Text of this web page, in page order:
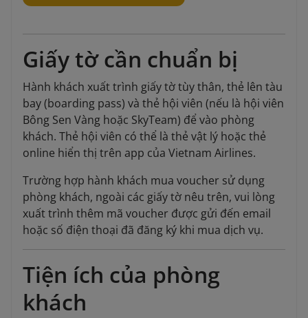
Giấy tờ cần chuẩn bị
Hành khách xuất trình giấy tờ tùy thân, thẻ lên tàu
bay (boarding pass) và thẻ hội viên (nếu là hội viên
Bông Sen Vàng hoặc SkyTeam) để vào phòng
khách. Thẻ hội viên có thể là thẻ vật lý hoặc thẻ
online hiển thị trên app của Vietnam Airlines.
Trường hợp hành khách mua voucher sử dụng
phòng khách, ngoài các giấy tờ nêu trên, vui lòng
xuất trình thêm mã voucher được gửi đến email
hoặc số điện thoại đã đăng ký khi mua dịch vụ.
Tiện ích của phòng
khách